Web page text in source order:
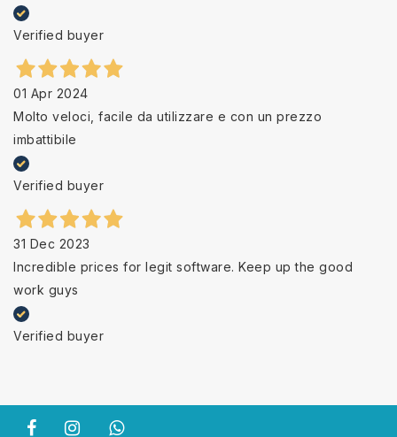
Verified buyer
01 Apr 2024
Molto veloci, facile da utilizzare e con un prezzo
imbattibile
Verified buyer
31 Dec 2023
Incredible prices for legit software. Keep up the good
work guys
Verified buyer